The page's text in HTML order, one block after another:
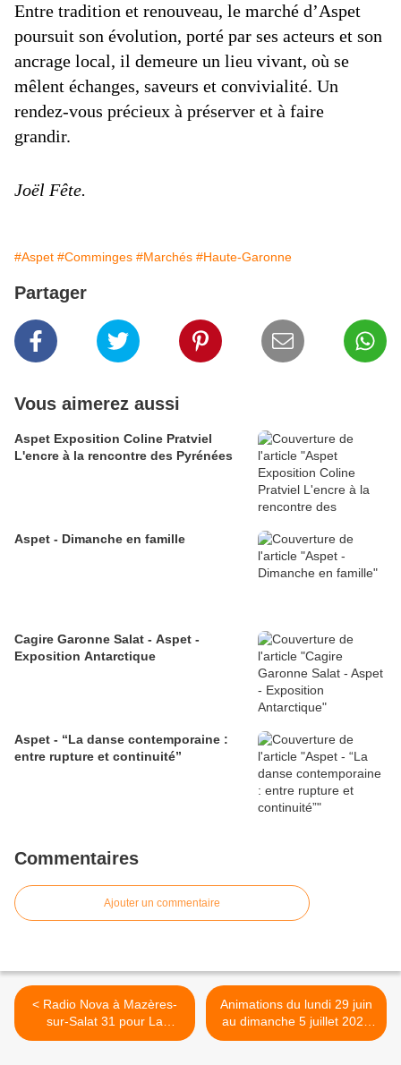
Entre tradition et renouveau, le marché d’Aspet
poursuit son évolution, porté par ses acteurs et son
ancrage local, il demeure un lieu vivant, où se
mêlent échanges, saveurs et convivialité. Un
rendez-vous précieux à préserver et à faire
grandir.
Joël Fête.
#Aspet #Comminges #Marchés #Haute-Garonne
Partager
Vous aimerez aussi
Aspet Exposition Coline Pratviel
L'encre à la rencontre des Pyrénées
Aspet - Dimanche en famille
Cagire Garonne Salat - Aspet -
Exposition Antarctique
Aspet - “La danse contemporaine :
entre rupture et continuité”
Commentaires
Ajouter un commentaire
< Radio Nova à Mazères-
sur-Salat 31 pour La
Dernière
Animations du lundi 29 juin
au dimanche 5 juillet 2026
en Cagire Garonne Salat >